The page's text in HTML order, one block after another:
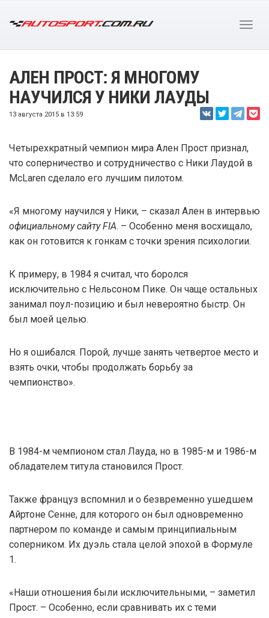
АЛЕН ПРОСТ: Я МНОГОМУ
НАУЧИЛСЯ У НИКИ ЛАУДЫ
13 августа 2015 в 13:59
Четырехкратный чемпион мира Ален Прост признал,
что соперничество и сотрудничество с Ники Лаудой в
McLaren сделало его лучшим пилотом.
«Я многому научился у Ники, – сказал Ален в интервью
официальному сайту FIA. – Особенно меня восхищало,
как он готовится к гонкам с точки зрения психологии.
К примеру, в 1984 я считал, что боролся
исключительно с Нельсоном Пике. Он чаще остальных
занимал поул-позицию и был невероятно быстр. Он
был моей целью.
Но я ошибался. Порой, лучше занять четвертое место и
взять очки, чтобы продолжать борьбу за
чемпионство».
В 1984-м чемпионом стал Лауда, но в 1985-м и 1986-м
обладателем титула становился Прост.
Также француз вспомнил и о безвременно ушедшем
Айртоне Сенне, для которого он был одновременно
партнером по команде и самым принципиальным
соперником. Их дуэль стала целой эпохой в Формуле
1.
«Наши отношения были исключительными, – заметил
Прост. – Особенно, если сравнивать их с теми